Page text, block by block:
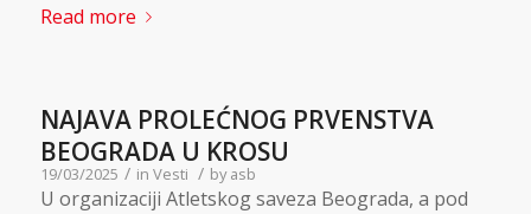
Read more
NAJAVA PROLEĆNOG PRVENSTVA
BEOGRADA U KROSU
19/03/2025 / in Vesti / byasb
U organizaciji Atletskog saveza Beograda, a pod